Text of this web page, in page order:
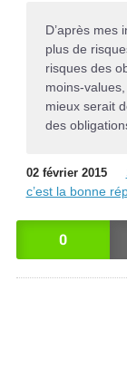
D’après mes
plus de
risques des
moins-
mieux serait
des
02 février 2015
c’est la bonne
0